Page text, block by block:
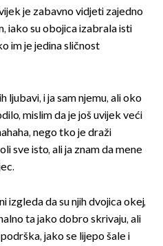
je zabavno vidjeti zajedno
iako su obojica izabrala isti
im je jedina sličnost
i ja sam njemu, ali oko
mislim da je još uvijek veći
nego tko je draži
sve isto, ali ja znam da mene
da su njih dvojica okej,
ta jako dobro skrivaju, ali
jako se lijepo šale i